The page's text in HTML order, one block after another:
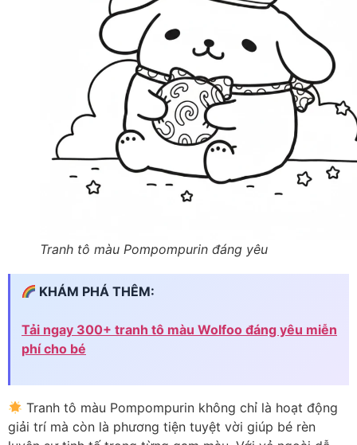
Tranh tô màu Pompompurin đáng yêu
KHÁM PHÁ THÊM:
Tải ngay 300+ tranh tô màu Wolfoo đáng yêu miễn
phí cho bé
Tranh tô màu Pompompurin không chỉ là hoạt động
giải trí mà còn là phương tiện tuyệt vời giúp bé rèn